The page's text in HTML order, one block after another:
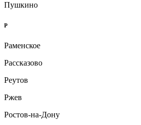
Пушкино
Р
Раменское
Рассказово
Реутов
Ржев
Ростов-на-Дону